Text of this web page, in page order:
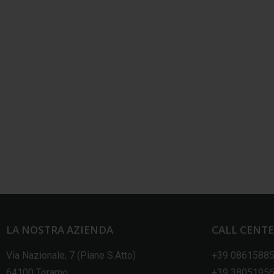
LA NOSTRA AZIENDA
Via Nazionale, 7 (Piane S.Atto)
CALL
+39